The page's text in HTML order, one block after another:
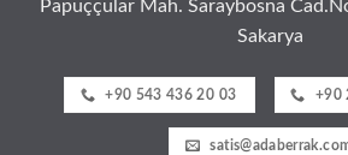
Papuççular Mah. Saraybosna
Sakarya
+90 543 436 20 03 +90